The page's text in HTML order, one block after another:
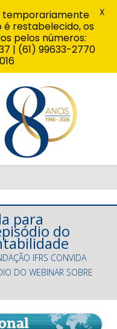
para
do
IFRS CONVIDA
DO WEBINAR SOBRE
temporariamente
é restabelecido, os
pelos números:
| (61) 99633-2770
X